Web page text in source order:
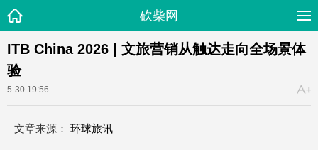
砍柴网
ITB China 2026 | 文旅营销从触达走向全场景体
验
5-30 19:56
文章来源： 环球旅讯